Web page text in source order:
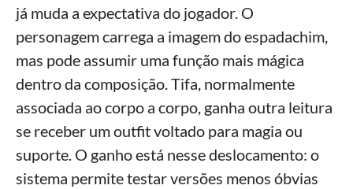
já muda a expectativa do jogador. O
personagem carrega a imagem do espadachim,
mas pode assumir uma função mais mágica
dentro da composição. Tifa, normalmente
associada ao corpo a corpo, ganha outra leitura
se receber um outfit voltado para magia ou
suporte. O ganho está nesse deslocamento: o
sistema permite testar versões menos óbvias